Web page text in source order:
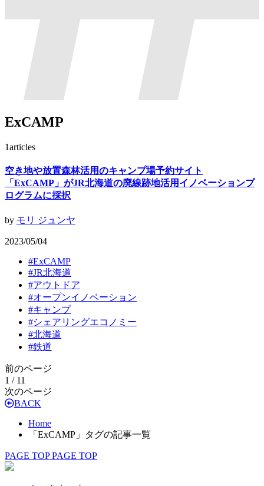
ExCAMP
1articles
空き地や放置森林活用のキャンプ場予約サイト
「ExCAMP」がJR北海道の廃線跡地活用イノベーションプ
ログラムに採択
by モリ ジュンヤ
2023/05/04
#ExCAMP
#JR北海道
#アウトドア
#オープンイノベーション
#キャンプ
#シェアリングエコノミー
#北海道
#鉄道
前のページ
1 / 11
次のページ
BACK
Home
「ExCAMP」タグの記事一覧
PAGE TOP PAGE TOP